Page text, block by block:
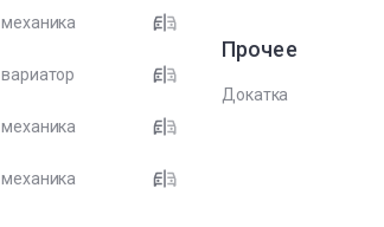
механика
вариатор
механика
механика
Прочее
Докатка